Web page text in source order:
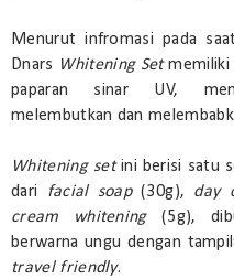
Menurut infromasi pada
Dnars Whitening Setmemiliki
paparan sinar UV,
melembutkan dan
Whitening setini berisi satu
dari facial soap(30g), day
cream whitening(5g),
berwarna ungu dengan
travel friendly.